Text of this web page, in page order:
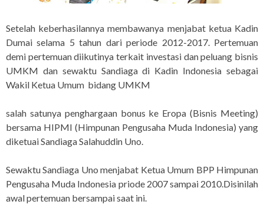
Setelah keberhasilannya membawanya menjabat ketua Kadin
Dumai selama 5 tahun dari periode 2012-2017. Pertemuan
demi pertemuan diikutinya terkait investasi dan peluang bisnis
UMKM dan sewaktu Sandiaga di Kadin Indonesia sebagai
Wakil Ketua Umum bidang UMKM
salah satunya penghargaan bonus ke Eropa (Bisnis Meeting)
bersama HIPMI (Himpunan Pengusaha Muda Indonesia) yang
diketuai Sandiaga Salahuddin Uno.
Sewaktu Sandiaga Uno menjabat Ketua Umum BPP Himpunan
Pengusaha Muda Indonesia priode 2007 sampai 2010.Disinilah
awal pertemuan bersampai saat ini.